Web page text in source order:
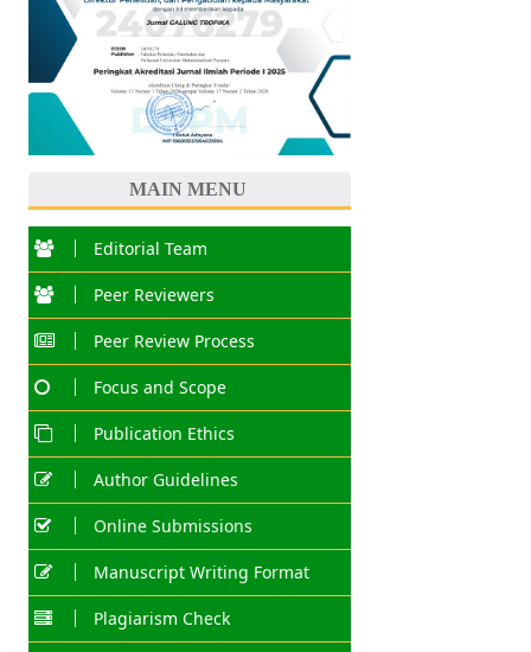
MAIN MENU
Editorial Team
Peer Reviewers
Peer Review Process
Focus and Scope
Publication Ethics
Author Guidelines
Online Submissions
Manuscript Writing Format
Plagiarism Check